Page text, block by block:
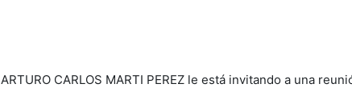
ARTURO CARLOS MARTI PEREZ le está invitando a una